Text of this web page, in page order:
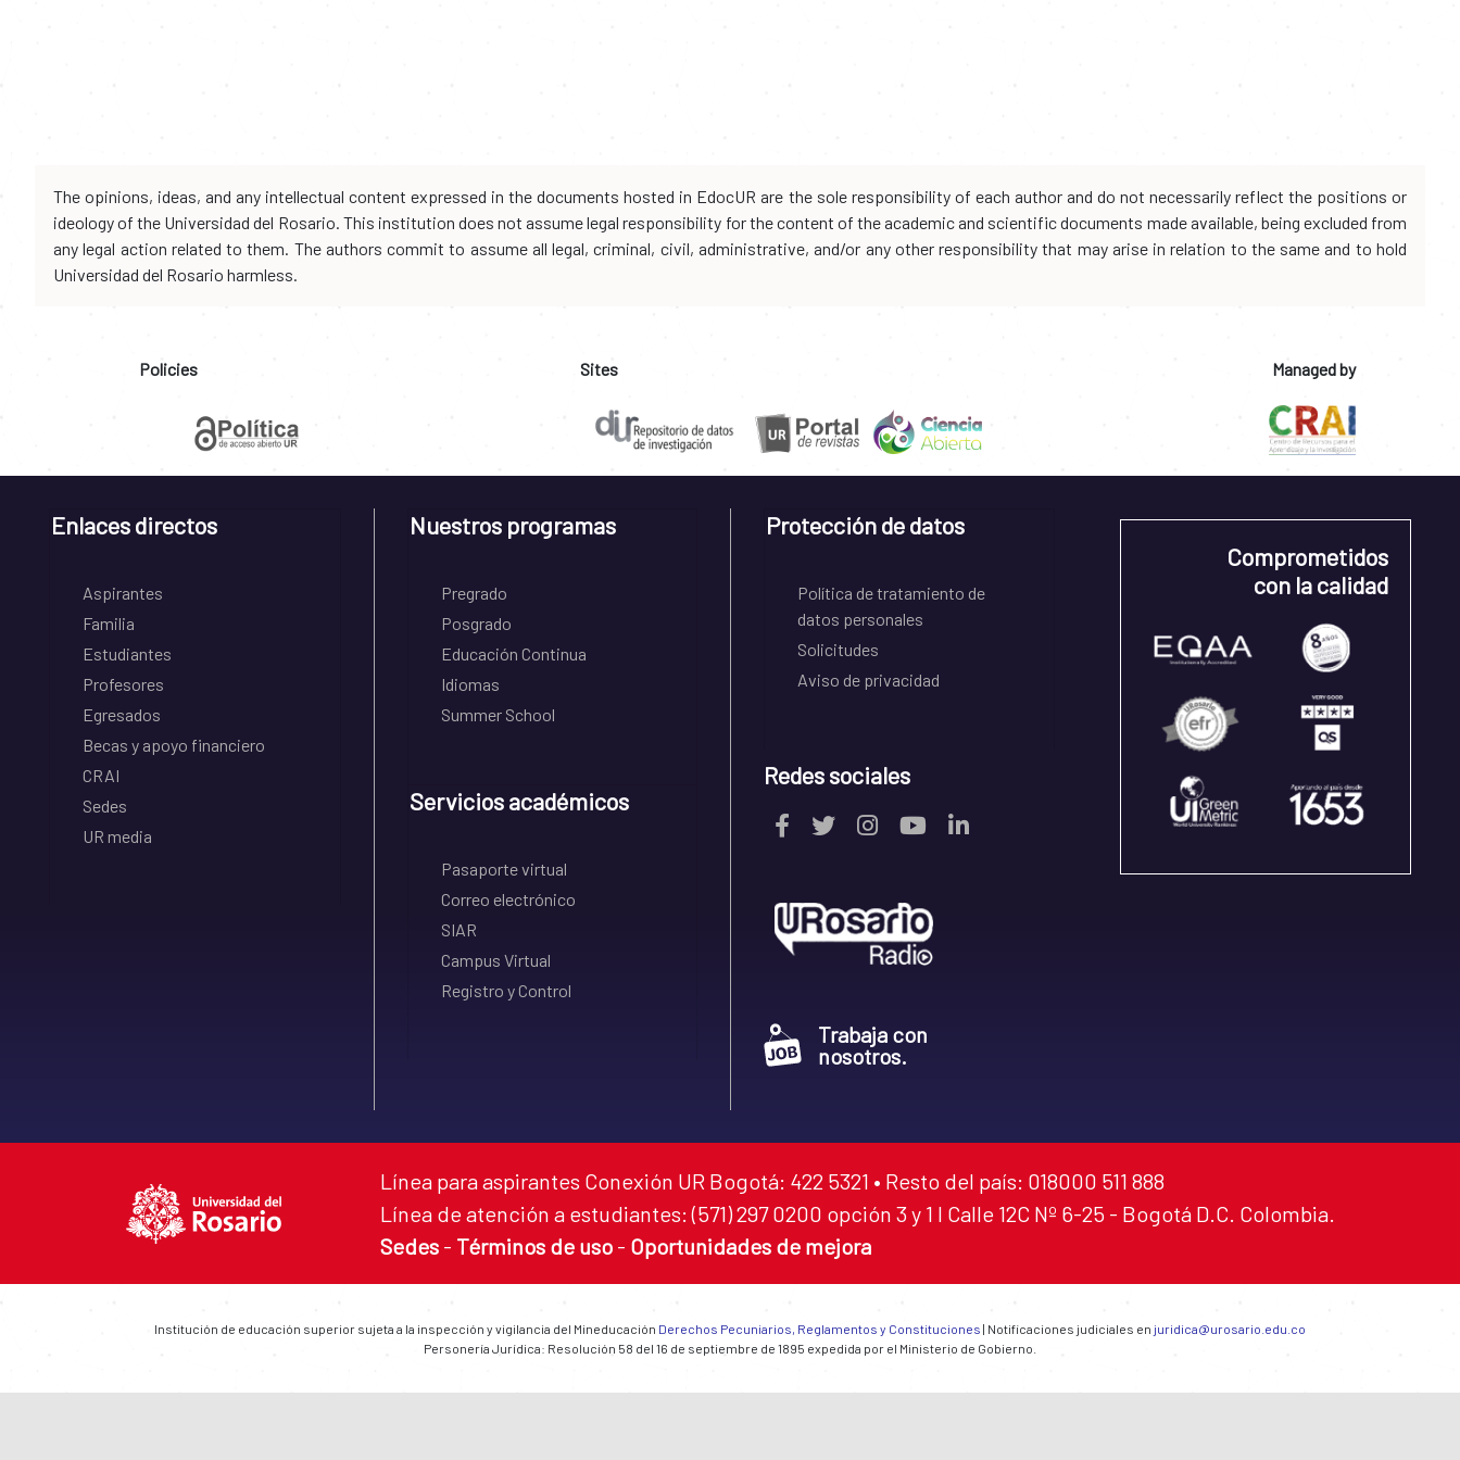
The opinions, ideas, and any intellectual content expressed in the documents hosted in EdocUR are the sole responsibility of each author and do not necessarily reflect the positions or
ideology of the Universidad del Rosario. This institution does not assume legal responsibility for the content of the academic and scientific documents made available, being excluded from
any legal action related to them. The authors commit to assume all legal, criminal, civil, administrative, and/or any other responsibility that may arise in relation to the same and to hold
Universidad del Rosario harmless.
Policies Sites Managed by
Enlaces directos
Aspirantes
Familia
Estudiantes
Profesores
Egresados
Becas y apoyo financiero
CRAI
Sedes
UR media
Nuestros programas
Pregrado
Posgrado
Educación Continua
Idiomas
Summer School
Servicios académicos
Pasaporte virtual
Correo electrónico
SIAR
Campus Virtual
Registro y Control
Protección de datos
Política de tratamiento de
datos personales
Solicitudes
Aviso de privacidad
Redes sociales
Trabaja con
nosotros.
Comprometidos
con la calidad
Línea para aspirantes Conexión UR Bogotá: 422 5321 • Resto del país: 018000 511 888
Línea de atención a estudiantes: (571) 297 0200 opción 3 y 1 I Calle 12C Nº 6-25 - Bogotá D.C. Colombia.
Sedes - Términos de uso - Oportunidades de mejora
Institución de educación superior sujeta a la inspección y vigilancia del Mineducación Derechos Pecuniarios, Reglamentos y Constituciones | Notificaciones judiciales en juridica@urosario.edu.co
Personería Jurídica: Resolución 58 del 16 de septiembre de 1895 expedida por el Ministerio de Gobierno.